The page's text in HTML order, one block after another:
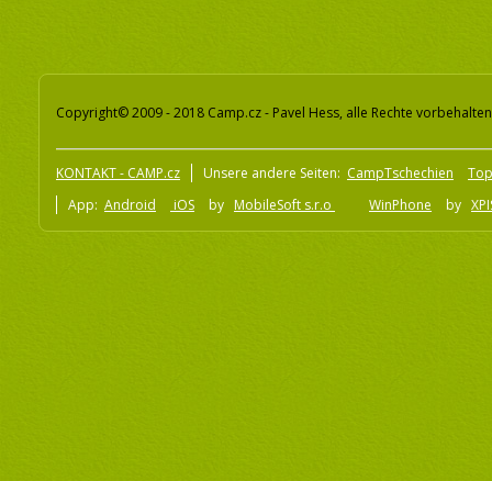
Copyright© 2009 - 2018 Camp.cz - Pavel Hess, alle Rechte vorbehalten
KONTAKT - CAMP.cz Unsere andere Seiten: CampTschechien
App: Android iOS by MobileSoft s.r.o WinPhone by